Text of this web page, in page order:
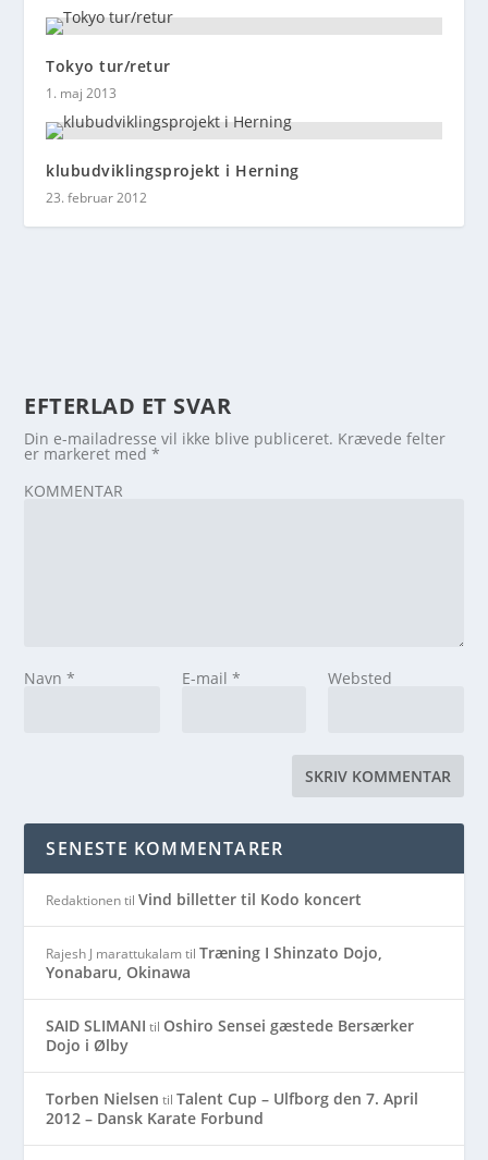
Tokyo tur/retur
1. maj 2013
klubudviklingsprojekt i Herning
23. februar 2012
EFTERLAD ET SVAR
Din e-mailadresse vil ikke blive publiceret. Krævede felter
er markeret med*
KOMMENTAR
Navn* E-mail * Websted
SENESTE KOMMENTARER
RedaktionentilVind billetter til Kodo koncert
Rajesh J marattukalamtilTræning I Shinzato Dojo,
Yonabaru, Okinawa
SAID SLIMANI til Oshiro Sensei gæstede Bersærker
Dojo i Ølby
Torben Nielsen tilTalent Cup – Ulfborg den 7. April
2012 – Dansk Karate Forbund